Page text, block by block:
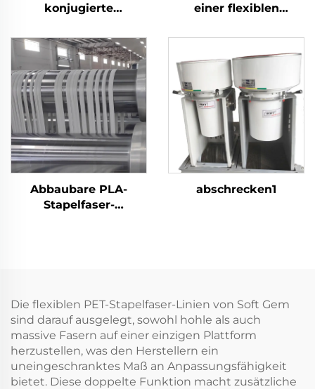
konjugierte
Polyester-Stapelfasern
einer flexiblen
produziert sowohl
Hohl- als auch
Vollfasern
Abbaubare PLA-
Stapelfaser-
abschrecken1
Die flexiblen PET-Stapelfaser-Linien von Soft Gem
sind darauf ausgelegt, sowohl hohle als auch
massive Fasern auf einer einzigen Plattform
herzustellen, was den Herstellern ein
uneingeschranktes Maß an Anpassungsfähigkeit
bietet. Diese doppelte Funktion macht zusätzliche